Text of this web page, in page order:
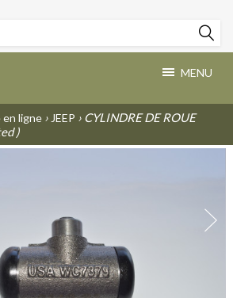
MENU
ligne › JEEP › CYLINDRE DE ROUE
)